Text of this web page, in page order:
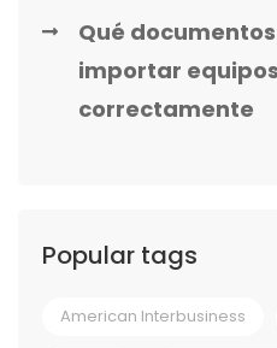
Qué
importar
correctamente
Popular tags
American Interbusiness